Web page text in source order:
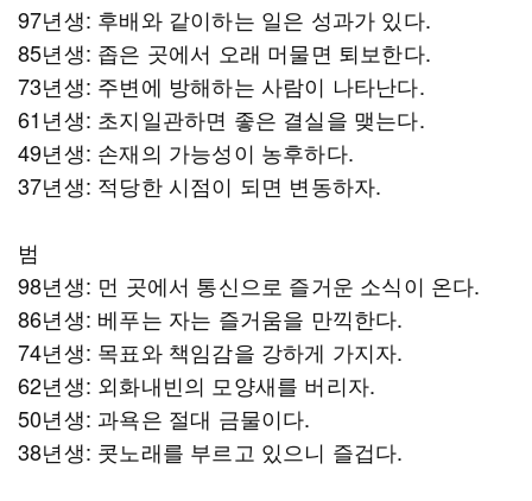
97년생: 후배와 같이하는 일은 성과가 있다.
85년생: 좁은 곳에서 오래 머물면 퇴보한다.
73년생: 주변에 방해하는 사람이 나타난다.
61년생: 초지일관하면 좋은 결실을 맺는다.
49년생: 손재의 가능성이 농후하다.
37년생: 적당한 시점이 되면 변동하자.
범
98년생: 먼 곳에서 통신으로 즐거운 소식이 온다.
86년생: 베푸는 자는 즐거움을 만끽한다.
74년생: 목표와 책임감을 강하게 가지자.
62년생: 외화내빈의 모양새를 버리자.
50년생: 과욕은 절대 금물이다.
38년생: 콧노래를 부르고 있으니 즐겁다.